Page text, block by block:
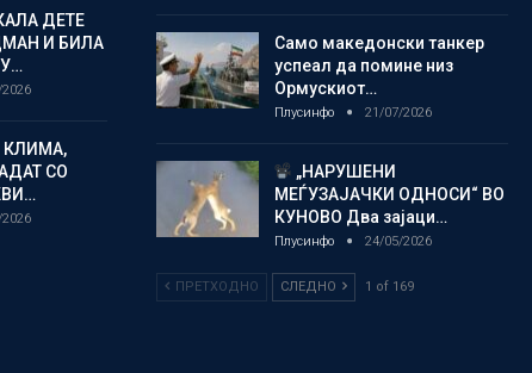
ДЕТЕ
И БИЛА
КЛИМА,
СО
Само македонски танкер
успеал да помине низ
Ормускиот…
Плусинфо 21/07/2026
„НАРУШЕНИ
МЕЃУЗАЈАЧКИ ОДНОСИ“ ВО
КУНОВО Два зајаци…
Плусинфо 24/05/2026
ПРЕТХОДНО СЛЕДНО 1 of 169